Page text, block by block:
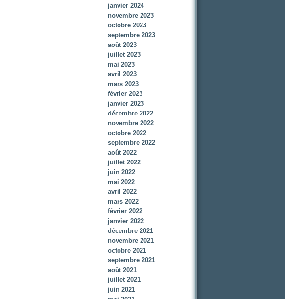
janvier 2024
novembre 2023
octobre 2023
septembre 2023
août 2023
juillet 2023
mai 2023
avril 2023
mars 2023
février 2023
janvier 2023
décembre 2022
novembre 2022
octobre 2022
septembre 2022
août 2022
juillet 2022
juin 2022
mai 2022
avril 2022
mars 2022
février 2022
janvier 2022
décembre 2021
novembre 2021
octobre 2021
septembre 2021
août 2021
juillet 2021
juin 2021